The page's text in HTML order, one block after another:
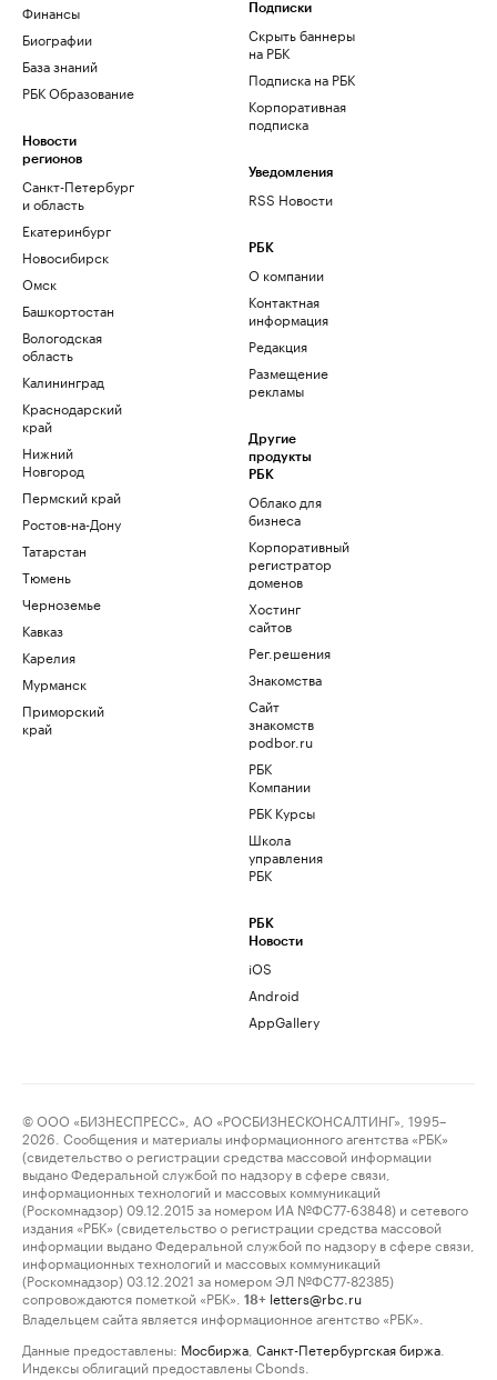
Финансы
Биографии
База знаний
РБК Образование
Новости
регионов
Санкт-Петербург
и область
Екатеринбург
Новосибирск
Омск
Башкортостан
Вологодская
область
Калининград
Краснодарский
край
Нижний
Новгород
Пермский край
Ростов-на-Дону
Татарстан
Тюмень
Черноземье
Кавказ
Карелия
Мурманск
Приморский
край
Подписки
Скрыть баннеры
на РБК
Подписка на РБК
Корпоративная
подписка
Уведомления
RSS Новости
РБК
О компании
Контактная
информация
Редакция
Размещение
рекламы
Другие
продукты
РБК
Облако для
бизнеса
Корпоративный
регистратор
доменов
Хостинг
сайтов
Рег.решения
Знакомства
Сайт
знакомств
podbor.ru
РБК
Компании
РБК Курсы
Школа
управления
РБК
РБК
Новости
iOS
Android
AppGallery
© ООО «БИЗНЕСПРЕСС», АО «РОСБИЗНЕСКОНСАЛТИНГ», 1995–
2026. Сообщения и материалы информационного агентства «РБК»
(свидетельство о регистрации средства массовой информации
выдано Федеральной службой по надзору в сфере связи,
информационных технологий и массовых коммуникаций
(Роскомнадзор) 09.12.2015 за номером ИА №ФС77-63848) и сетевого
издания «РБК» (свидетельство о регистрации средства массовой
информации выдано Федеральной службой по надзору в сфере связи,
информационных технологий и массовых коммуникаций
(Роскомнадзор) 03.12.2021 за номером ЭЛ №ФС77-82385)
сопровождаются пометкой «РБК».
18+ letters@rbc.ru
Владельцем сайта является информационное агентство «РБК».
Данные предоставлены: Мосбиржа Санкт-Петербургская биржа
Индексы облигаций предоставлены Cbonds.